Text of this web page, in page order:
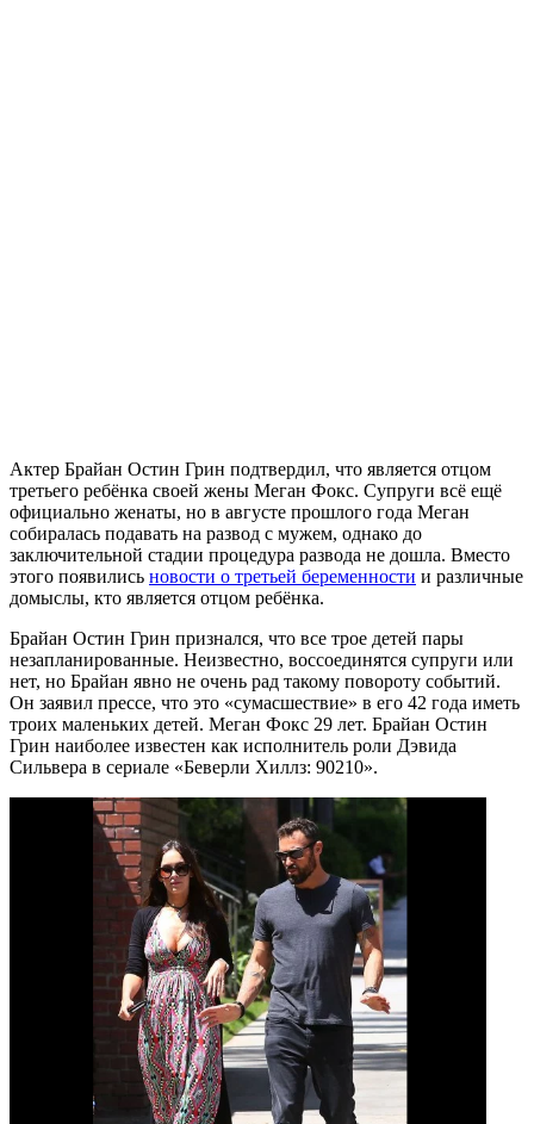
Актер Брайан Остин Грин подтвердил, что является отцом
третьего ребёнка своей жены Меган Фокс. Супруги всё ещё
официально женаты, но в августе прошлого года Меган
собиралась подавать на развод с мужем, однако до
заключительной стадии процедура развода не дошла. Вместо
этого появились новости о третьей беременности и различные
домыслы, кто является отцом ребёнка.
Брайан Остин Грин признался, что все трое детей пары
незапланированные. Неизвестно, воссоединятся супруги или
нет, но Брайан явно не очень рад такому повороту событий.
Он заявил прессе, что это «сумасшествие» в его 42 года иметь
троих маленьких детей. Меган Фокс 29 лет. Брайан Остин
Грин наиболее известен как исполнитель роли Дэвида
Сильвера в сериале «Беверли Хиллз: 90210».